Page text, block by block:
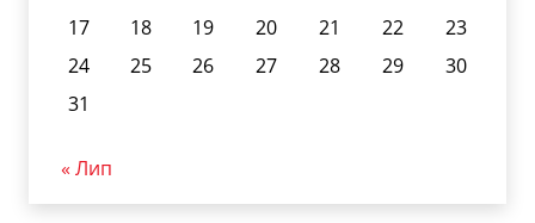
17
18 19 20 21 22
23
24
25 26 27 28 29
30
31
« Лип